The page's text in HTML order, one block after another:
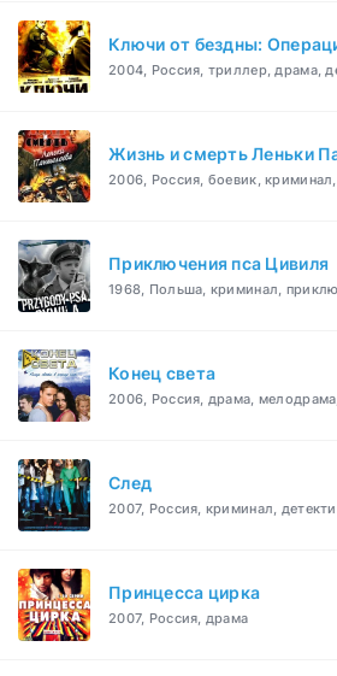
Ключи от бездны:
2004, Россия, триллер, драма,
Жизнь и смерть Леньки
2006, Россия, боевик,
Приключения пса Цивиля
1968, Польша, криминал,
Конец света
2006, Россия, драма,
След
2007, Россия, криминал,
Принцесса цирка
2007, Россия, драма